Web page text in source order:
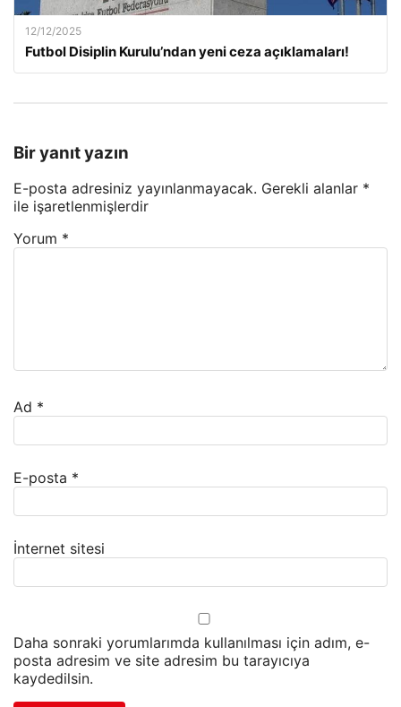
12/12/2025
Futbol Disiplin Kurulu’ndan yeni ceza açıklamaları!
Bir yanıt yazın
E-posta adresiniz yayınlanmayacak. Gerekli alanlar *
ile işaretlenmişlerdir
Yorum *
Ad *
E-posta *
İnternet sitesi
Daha sonraki yorumlarımda kullanılması için adım, e-
posta adresim ve site adresim bu tarayıcıya
kaydedilsin.